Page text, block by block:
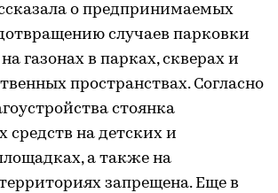
о предпринимаемых
случаев парковки
газонах в парках, скверах и
пространствах. Согласно
стоянка
средств на детских и
а также на
запрещена. Еще в